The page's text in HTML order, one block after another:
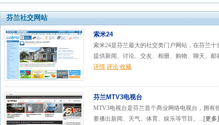
芬兰社交网站
索米24
索米24是芬兰最大的社交类门户网站，在芬兰
提供新闻、讨论、交友、相册、购物、聊天、邮
详情 评论 收藏
芬兰MTV3电视台
MTV3电视台是芬兰首个商业网络电视台，拥有
要播出新闻、天气、体育、娱乐等节目。...[更多]